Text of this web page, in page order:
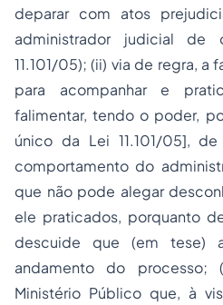
deparar com atos
administrador judicial
11.101/05); (ii) via de regra,
para acompanhar e
falimentar, tendo o poder,
único da Lei 11.101/05],
comportamento do
que não pode alegar
ele praticados, porquanto
descuide que (em tese)
andamento do processo;
Ministério Público que, à